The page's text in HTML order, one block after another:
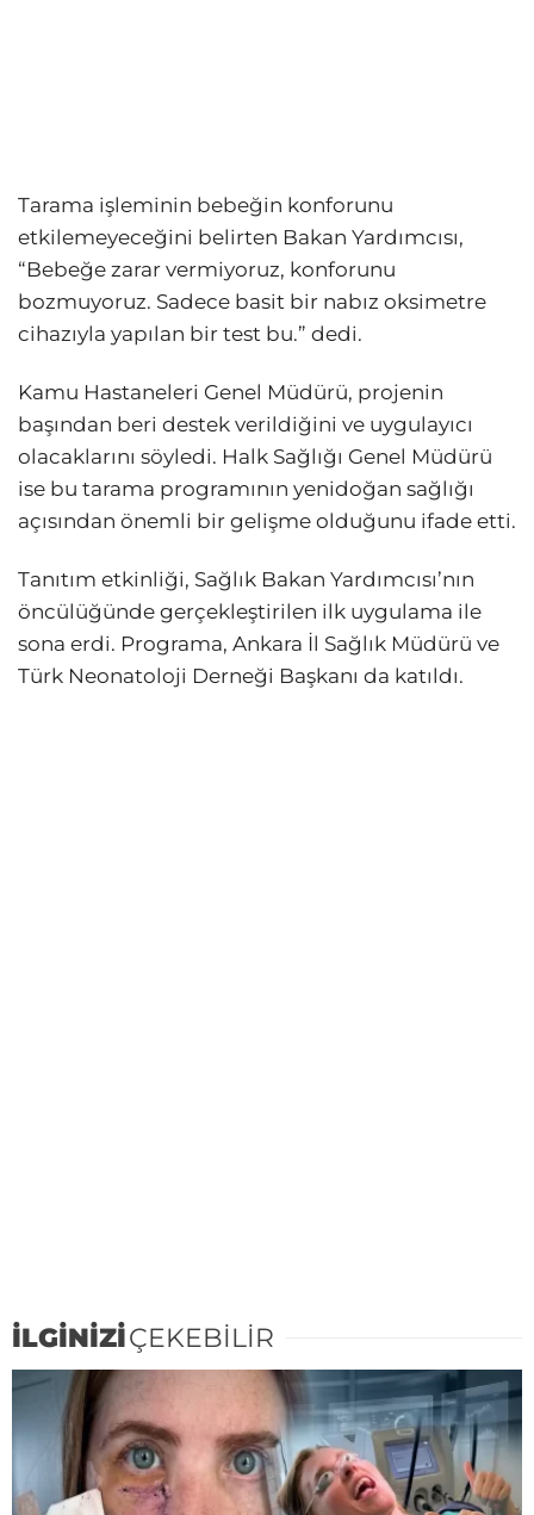
Tarama işleminin bebeğin konforunu
etkilemeyeceğini belirten Bakan Yardımcısı,
“Bebeğe zarar vermiyoruz, konforunu
bozmuyoruz. Sadece basit bir nabız oksimetre
cihazıyla yapılan bir test bu.” dedi.
Kamu Hastaneleri Genel Müdürü, projenin
başından beri destek verildiğini ve uygulayıcı
olacaklarını söyledi. Halk Sağlığı Genel Müdürü
ise bu tarama programının yenidoğan sağlığı
açısından önemli bir gelişme olduğunu ifade etti.
Tanıtım etkinliği, Sağlık Bakan Yardımcısı’nın
öncülüğünde gerçekleştirilen ilk uygulama ile
sona erdi. Programa, Ankara İl Sağlık Müdürü ve
Türk Neonatoloji Derneği Başkanı da katıldı.
İLGİNİZİÇEKEBİLİR